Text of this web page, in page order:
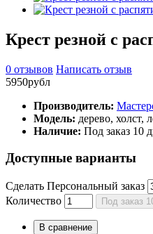
Крест резной с
0 отзывов Написать отзыв
5950рубл
Производитель:
Модель: дерево, холст,
Наличие: Под заказ 10
Доступные варианты
Сделать Персональный заказ
Количество
Под заказ
В сравнение